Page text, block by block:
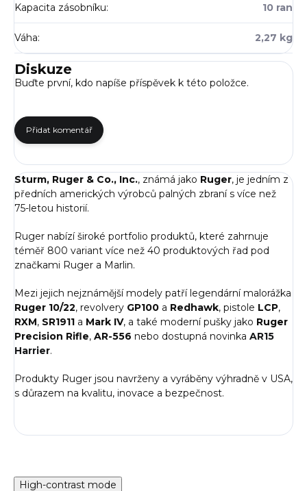
Kapacita zásobníku: 10 ran
Váha: 2,27 kg
Diskuze
Buďte první, kdo napíše příspěvek k této položce.
Přidat komentář
Sturm, Ruger & Co., Inc., známá jako Ruger, je jedním z
předních amerických výrobců palných zbraní s více než
75-letou historií.
Ruger nabízí široké portfolio produktů, které zahrnuje
téměř 800 variant více než 40 produktových řad pod
značkami Ruger a Marlin.
Mezi jejich nejznámější modely patří legendární malorážka
Ruger 10/22, revolvery GP100 a Redhawk, pistole LCP,
RXM, SR1911 a Mark IV, a také moderní pušky jako Ruger
Precision Rifle, AR-556 nebo dostupná novinka AR15
Harrier.
Produkty Ruger jsou navrženy a vyráběny výhradně v USA,
s důrazem na kvalitu, inovace a bezpečnost.
High-contrast mode